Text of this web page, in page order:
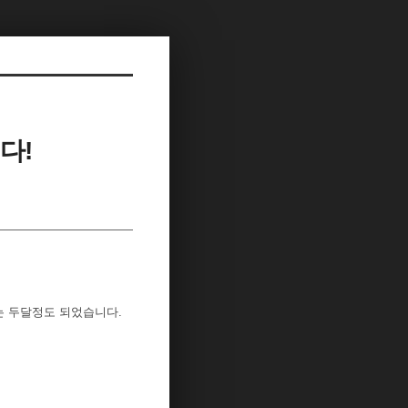
!
두달정도 되었습니다.